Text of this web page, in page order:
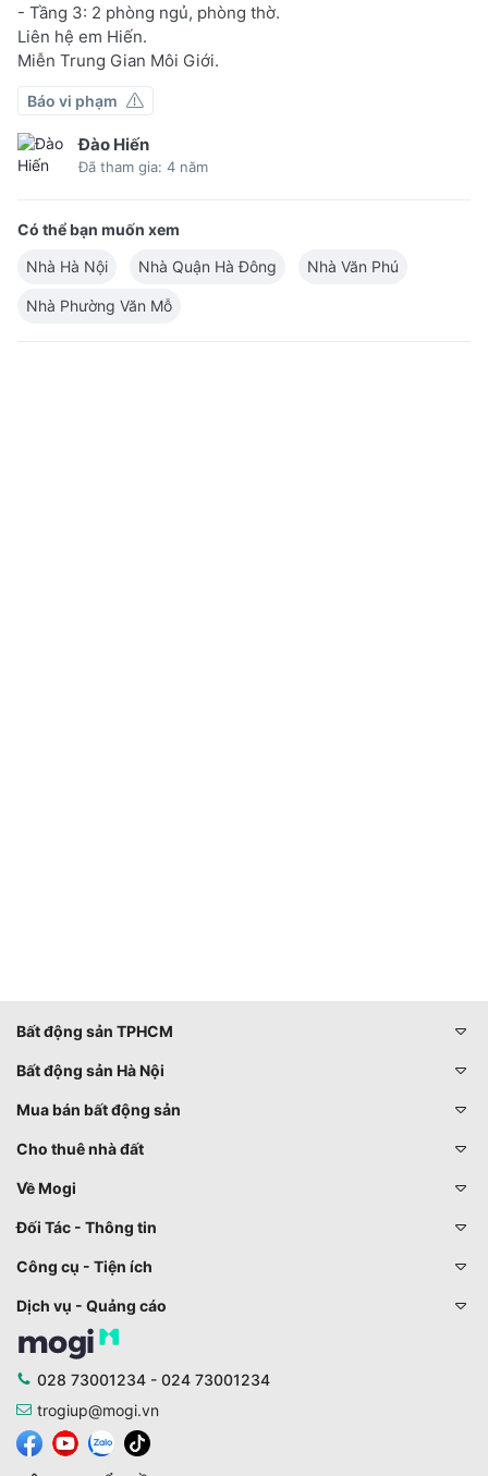
- Tầng 3: 2 phòng ngủ, phòng thờ.
Liên hệ em Hiến.
Miễn Trung Gian Môi Giới.
Báo vi phạm
Đào Hiến
Đã tham gia: 4 năm
Có thể bạn muốn xem
Nhà Hà Nội
Nhà Quận Hà Đông Nhà Văn Phú
Nhà Phường Văn Mỗ
Bất động sản TPHCM
Bất động sản Hà Nội
Mua bán bất động sản
Cho thuê nhà đất
Về Mogi
Đối Tác - Thông tin
Công cụ - Tiện ích
Dịch vụ - Quảng cáo
028 73001234 - 024 73001234
trogiup@mogi.vn